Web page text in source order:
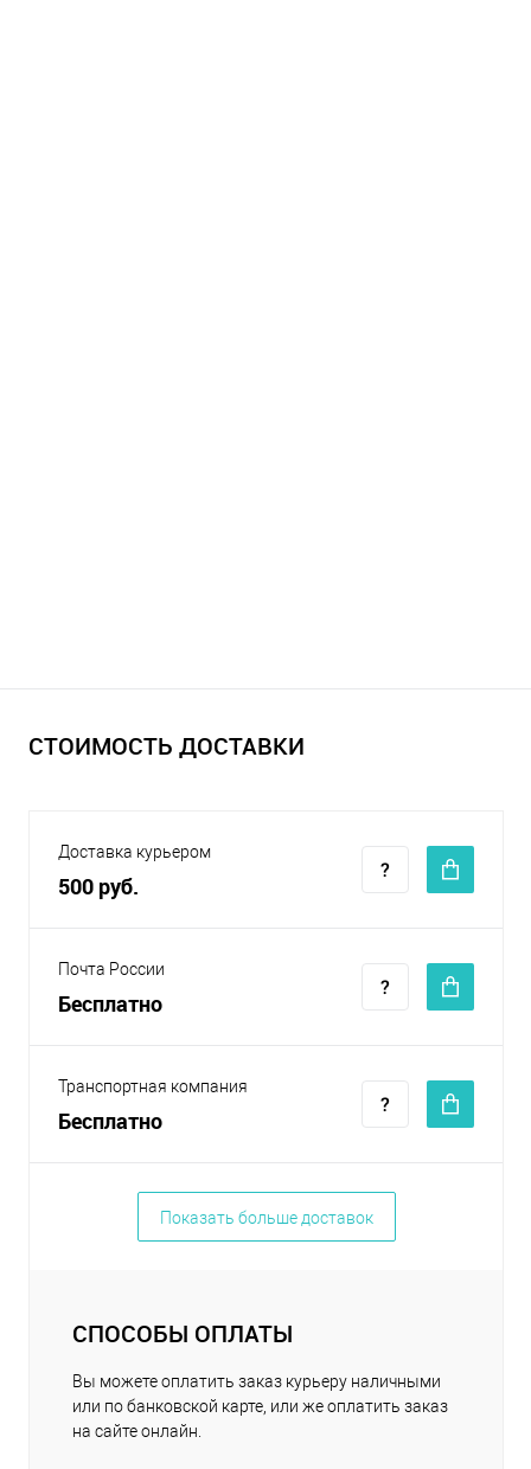
СТОИМОСТЬ ДОСТАВКИ
Доставка курьером
500 руб.
Почта России
Бесплатно
Транспортная компания
Бесплатно
Показать больше доставок
СПОСОБЫ ОПЛАТЫ
Вы можете оплатить заказ курьеру наличными
или по банковской карте, или же оплатить заказ
на сайте онлайн.